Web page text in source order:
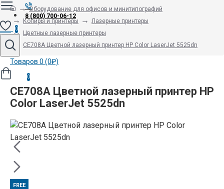
8 (800) 700-06-12
0
Товаров 0 (0₽)
0
Оборудование для офисов и минитипографий
Копиры и принтеры
Лазерные принтеры
Цветные лазерные принтеры
CE708A Цветной лазерный принтер HP Color LaserJet 5525dn
CE708A Цветной лазерный принтер HP
Color LaserJet 5525dn
FREE